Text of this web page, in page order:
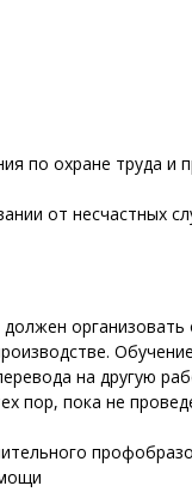
по охране труда и
от несчастных
на другую
пор, пока не